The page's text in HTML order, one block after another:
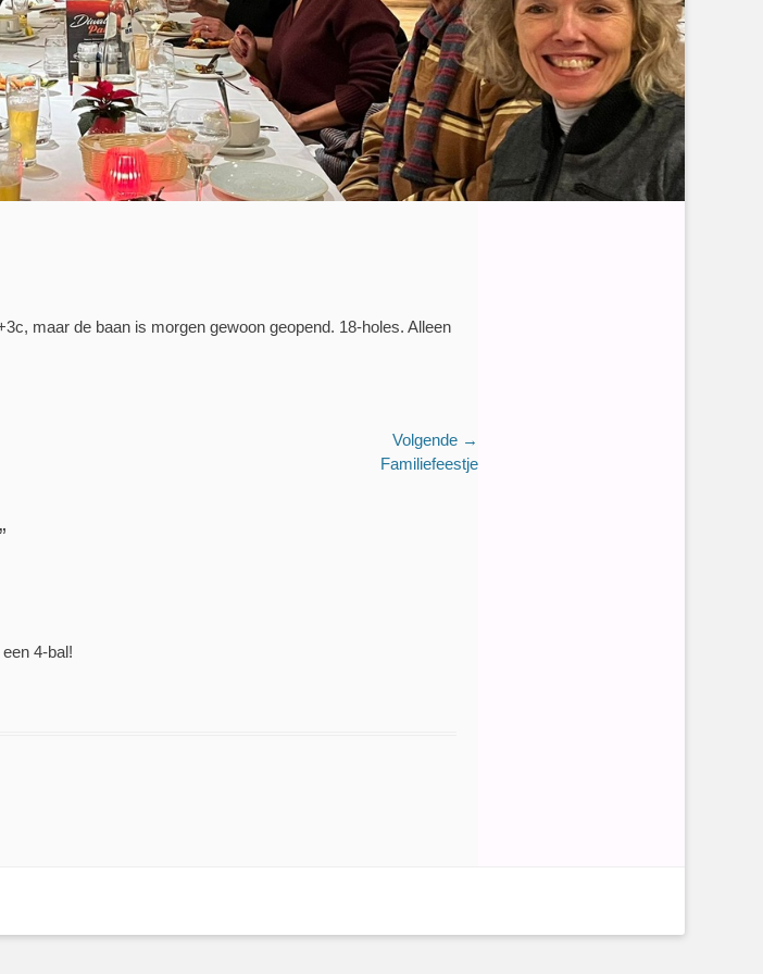
maar de baan is morgen gewoon geopend. 18-holes. Alleen
Volgende →
Familiefeestje
4-bal!